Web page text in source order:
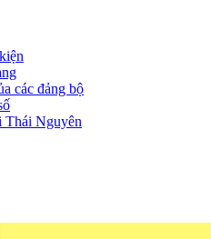
các đảng bộ
Thái Nguyên